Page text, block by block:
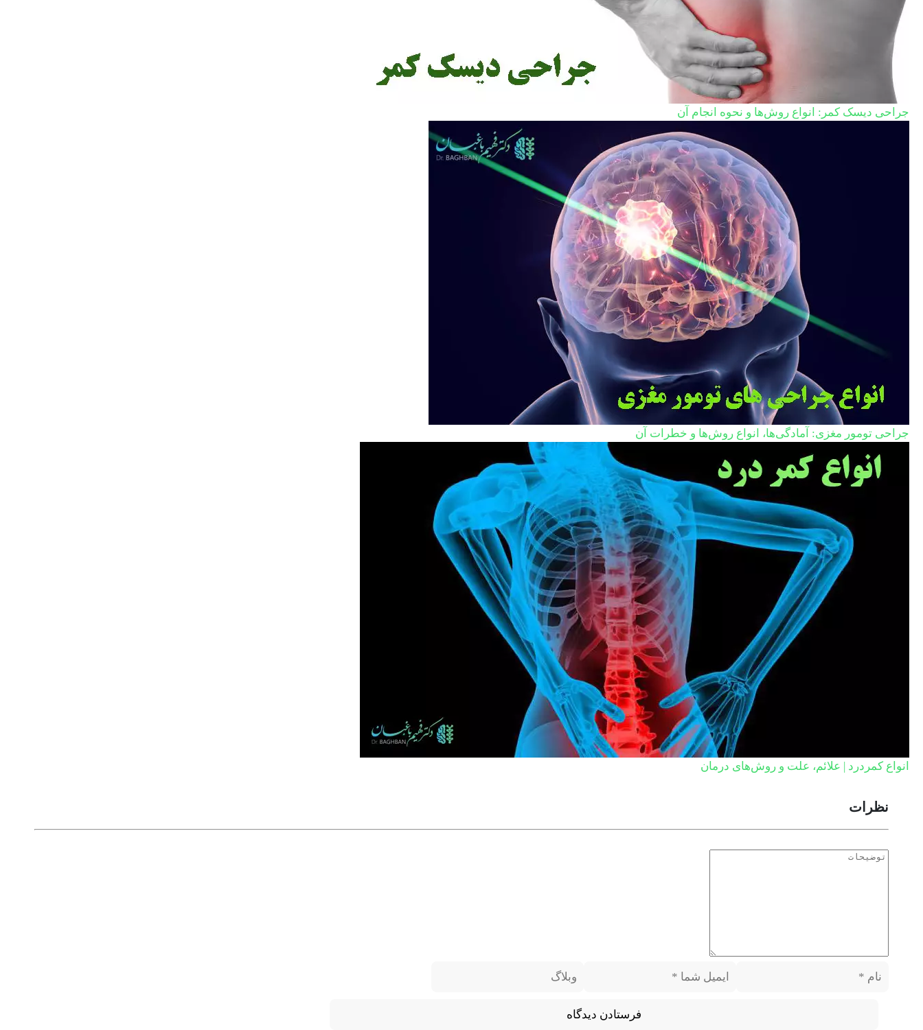
جراحی دیسک کمر: انواع روش‌ها و نحوه انجام آن
جراحی تومور مغزی: آمادگی‌ها، انواع روش‌ها و خطرات آن
انواع کمردرد | علائم، علت و روش‌های درمان
نظرات